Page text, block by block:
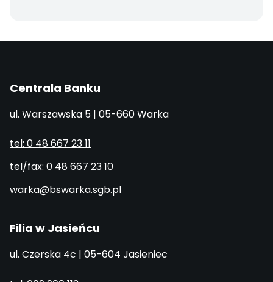
Centrala Banku
ul. Warszawska 5 | 05-660 Warka
tel: 0 48 667 23 11
tel/fax: 0 48 667 23 10
warka@bswarka.sgb.pl
Filia w Jasieńcu
ul. Czerska 4c | 05-604 Jasieniec